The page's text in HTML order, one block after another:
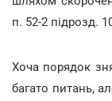
п. 52-2 підрозд.
Хоча порядок
багато питань,